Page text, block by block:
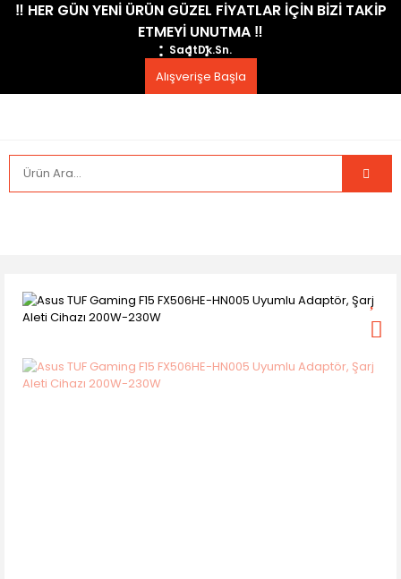
​‼️​ HER GÜN YENİ ÜRÜN GÜZEL FİYATLAR İÇİN BİZİ TAKİP
ETMEYİ UNUTMA ​‼️​
SaatDk.Sn.
Alışverişe Başla